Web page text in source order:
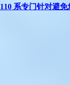
系专门针对避